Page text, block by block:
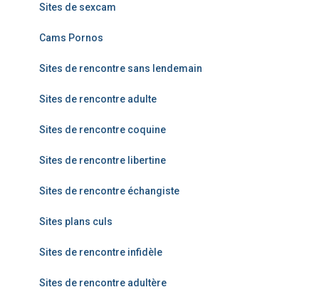
Sites de sexcam
Cams Pornos
Sites de rencontre sans lendemain
Sites de rencontre adulte
Sites de rencontre coquine
Sites de rencontre libertine
Sites de rencontre échangiste
Sites plans culs
Sites de rencontre infidèle
Sites de rencontre adultère